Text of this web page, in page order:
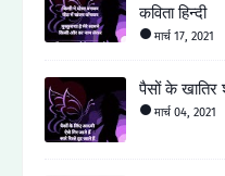
कविता हिन्दी
मार्च 17, 2021
पैसों के
मार्च 04, 2021